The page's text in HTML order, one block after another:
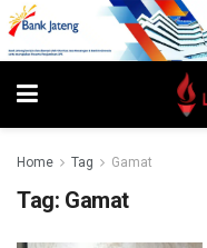
Home Tag Gamat
Tag: Gamat